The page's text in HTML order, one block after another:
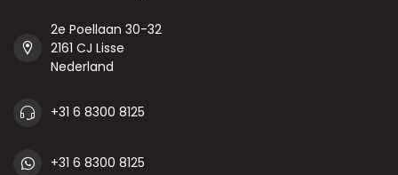
2e Poellaan 30-32
2161 CJ Lisse
Nederland
+31 6 8300 8125
+31 6 8300 8125